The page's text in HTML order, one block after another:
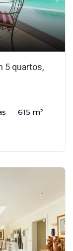
5 quartos,
615 m²